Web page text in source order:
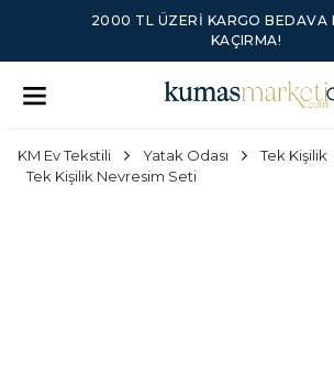
2000 TL ÜZERI KARGO BEDAVA
KAÇIRMA!
KM Ev Tekstili Yatak Odası
Tek Kişilik
Tek Kişilik Nevresim Seti